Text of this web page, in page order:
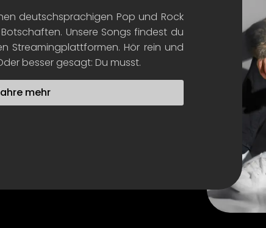
deutschsprachigen Pop und Rock
Unsere Songs findest du
Streamingplattformen. Hör rein und
besser gesagt: Du musst.
mehr